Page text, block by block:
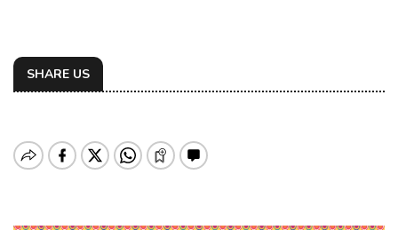
SHARE US